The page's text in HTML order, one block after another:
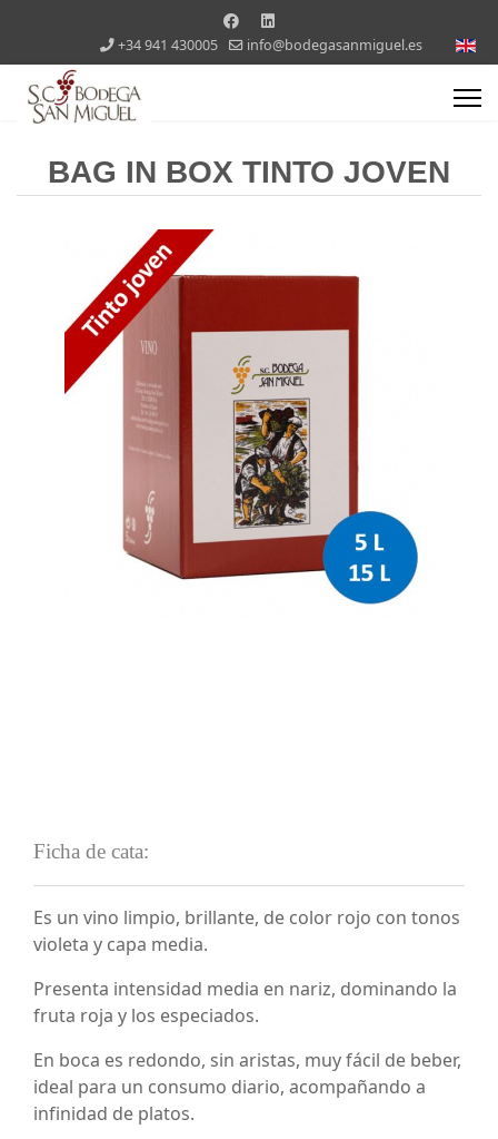
+34 941 430005 info@bodegasanmiguel.es
BAG IN BOX TINTO JOVEN
Ficha de cata:
Es un vino limpio, brillante, de color rojo con tonos
violeta y capa media.
Presenta intensidad media en nariz, dominando la
fruta roja y los especiados.
En boca es redondo, sin aristas, muy fácil de beber,
ideal para un consumo diario, acompañando a
infinidad de platos.